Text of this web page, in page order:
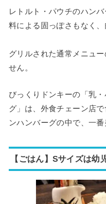
レトルト・パウチのハン
料による固っぽさもなく、
グリルされた通常メニュ
せん。
びっくりドンキーの「乳
グ」は、外食チェーン店
ンハンバーグの中で、一番
【ごはん】Sサイズは幼